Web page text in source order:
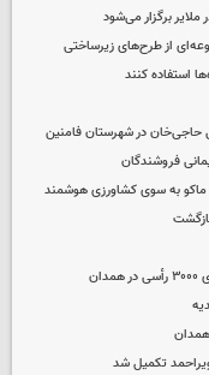
از طرح‌های زیرساختی
استفاده کنند
در شهرستان فامنین
فروشندگان
تکمیل شد